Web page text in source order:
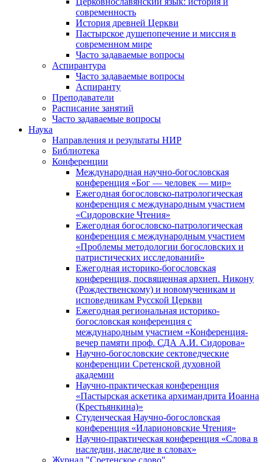
современность
История древней Церкви
Пастырское душепопечение и миссия в
современном мире
Часто задаваемые вопросы
Аспирантура
Часто задаваемые вопросы
Аспиранту
Преподаватели
Расписание занятий
Часто задаваемые вопросы
Наука
Направления и результаты НИР
Библиотека
Конференции
Международная научно-богословская
конференция «Бог — человек — мир»
Ежегодная богословско-патрологическая
конференция с международным участием
«Сидоровские Чтения»
Ежегодная богословско-патрологическая
конференция с международным участием
«Проблемы методологии богословских и
патристических исследований»
Ежегодная историко-богословская
конференция, посвященная архиеп. Никону
(Рождественскому) и новомученикам и
исповедникам Русской Церкви
Ежегодная региональная историко-
богословская конференция с
международным участием «Конференция-
вечер памяти проф. СДА А.И. Сидорова»
Научно-богословские сектоведческие
конференции Сретенской духовной
академии
Научно-практическая конференция
«Пастырская аскетика архимандрита Иоанна
(Крестьянкина)»
Студенческая Научно-богословская
конференция «Иларионовские Чтения»
Научно-практическая конференция «Cлова в
наследии, наследие в словах»
Журнал "Сретенское слово"